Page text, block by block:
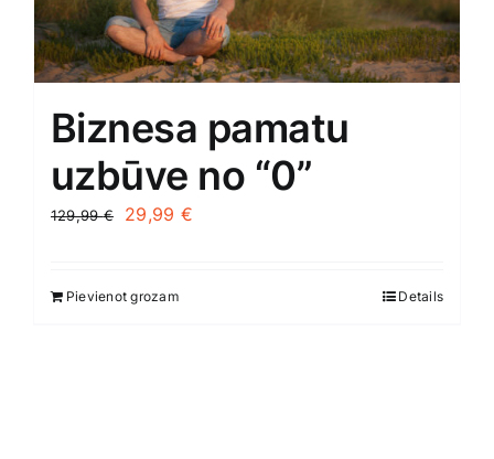
Biznesa pamatu
uzbūve no “0”
129,99€
Original
129,99 €.
29,99 €Current
Pievienot grozam Details